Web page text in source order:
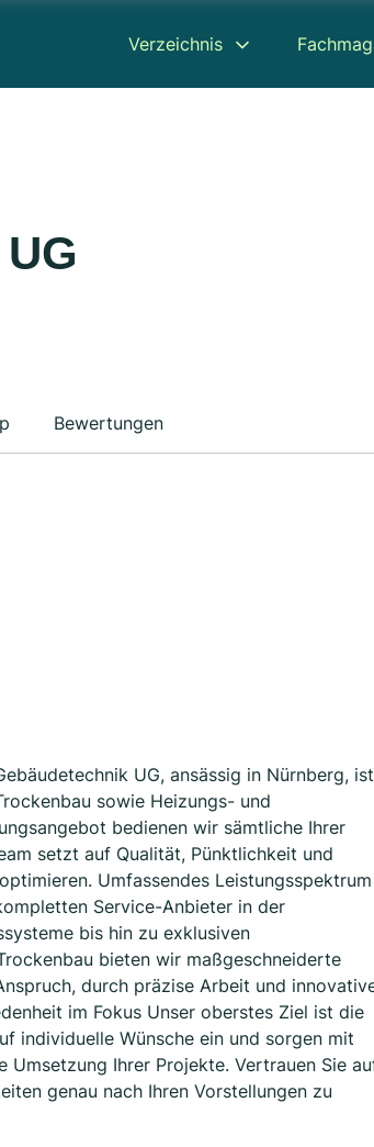
Verzeichnis
Bewertungen
UG, ansässig in Nürnberg, ist
sowie Heizungs- und
bedienen wir sämtliche Ihrer
setzt auf Qualität, Pünktlichkeit und
Umfassendes Leistungsspektrum
Service-Anbieter in der
bis hin zu exklusiven
bieten wir maßgeschneiderte
durch präzise Arbeit und
im Fokus Unser oberstes Ziel ist die
individuelle Wünsche ein und sorgen mit
Ihrer Projekte. Vertrauen Sie
genau nach Ihren Vorstellungen zu